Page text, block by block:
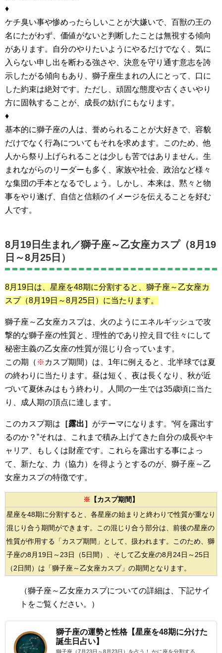
♦
ケチ臭い事や惨めったらしいことが大嫌いで、百獣の王の
名にたがわず、価値がないと判断したことは無視する傾向
があります。自分のやりたいようにやるだけでなく、気に
入らない申し出を断わる強さや、決意を守り通す意志を誇
示したがる傾向もあり、獅子座生まれの人にとって、口に
した約束は絶対です。ただし、頑固な態度や古くさいやり
方に固執することが、成長の妨げにもなります。
♦
基本的に獅子座の人は、誉められることが大好きで、容貌
だけでなく行為についてもそれを求めます。このため、他
人から祭り上げられることは少しも苦ではありません。生
まれながらのリーダーも多く、家族や社会、政治など様々
な集団の手本となるでしょう。しかし、本来は、黙々と物
事をやり遂げ、自信と信頼のイメージを伝えることを好む
人です。
8月19日生まれ／獅子座～乙女座カスプ（8月19
日～8月25日）
8月19日は、星座を48期に分割すると、 獅子座～乙女座カ
スプ（8月19日～8月25日） に当たります。
獅子座～乙女座カスプは、火のようにエネルギッシュで攻
撃的な獅子座の性質と、理性的であり控え目で往々にして
秘密主義の乙女座の性質が混じり合っています。
この期（ ※ カスプ期間）は、1年に例えると、北半球では夏
の終わりに当たります。昼は短く、夜は長くなり、秋が近
づいて夏休みはもう終わり。人間の一生では35歳頃に当た
り、成人期の頂点に達します。
このカスプ期は ［露出］ がテーマになります。“何を露出す
るのか？”それは、これまで積み上げてきた自分の成長やキ
ャリア、もしくは財産です。これらを露出する事によっ
て、新たな、力（協力）を得ようとするのが、獅子座～乙
女座カスプの特徴です。
※ 【カスプ期間】
星座を48期に分割すると、各星座の始まりと終わりで性質が重なり
混じり合う期間ができます。この混じり合う部分は、前後の星座の
性質が作用する「カスプ期間」として、扱われます。このため、獅
子座の8月19日～23日（5日間）、そして乙女座の8月24日～25日
（2日間）は「獅子座～乙女座カスプ」の期間となります。
（獅子座～乙女座カスプについての詳細は、下記サイ
トをご覧ください。）
獅子座の運勢と性格【星座を48期に分けた
誕生日占い】
獅子座（7月23日～8月23日）を占う！ かに座を分割する